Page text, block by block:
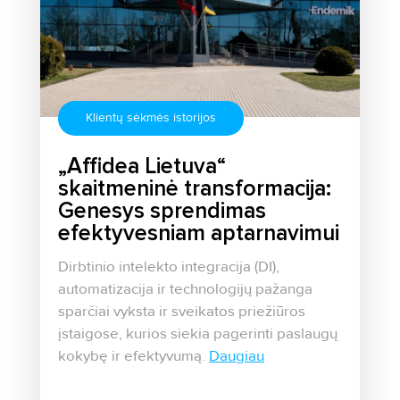
Klientų sėkmės istorijos
„Affidea Lietuva“
skaitmeninė transformacija:
Genesys sprendimas
efektyvesniam aptarnavimui
Dirbtinio intelekto integracija (DI),
automatizacija ir technologijų pažanga
sparčiai vyksta ir sveikatos priežiūros
įstaigose, kurios siekia pagerinti paslaugų
kokybę ir efektyvumą. Daugiau